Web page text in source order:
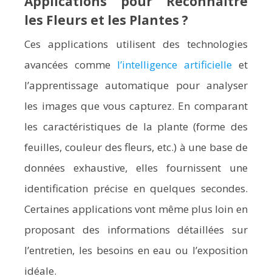
les Fleurs et les Plantes ?
Ces applications utilisent des technologies
avancées comme l’intelligence artificielleet
l’apprentissage automatique pour analyser
les images que vous capturez. En comparant
les caractéristiques de la plante (forme des
feuilles, couleur des fleurs, etc.) à une base de
données exhaustive, elles fournissent une
identification précise en quelques secondes.
Certaines applications vont même plus loin en
proposant des informations détaillées sur
l’entretien, les besoins en eau ou l’exposition
idéale.